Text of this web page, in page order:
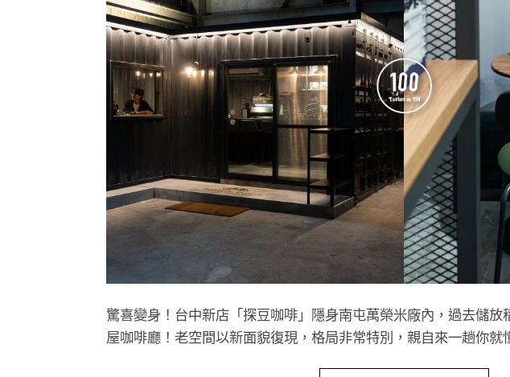
驚喜變身！台中新店「探豆咖啡」隱身南屯萬榮米廠內，過去儲
屋咖啡廳！老空間以新面貌復現，格局非常特別，親自來一趟你就